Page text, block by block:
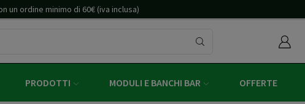
un ordine minimo di 60€ (iva inclusa)
PRODOTTI MODULI E BANCHI BAR OFFERTE